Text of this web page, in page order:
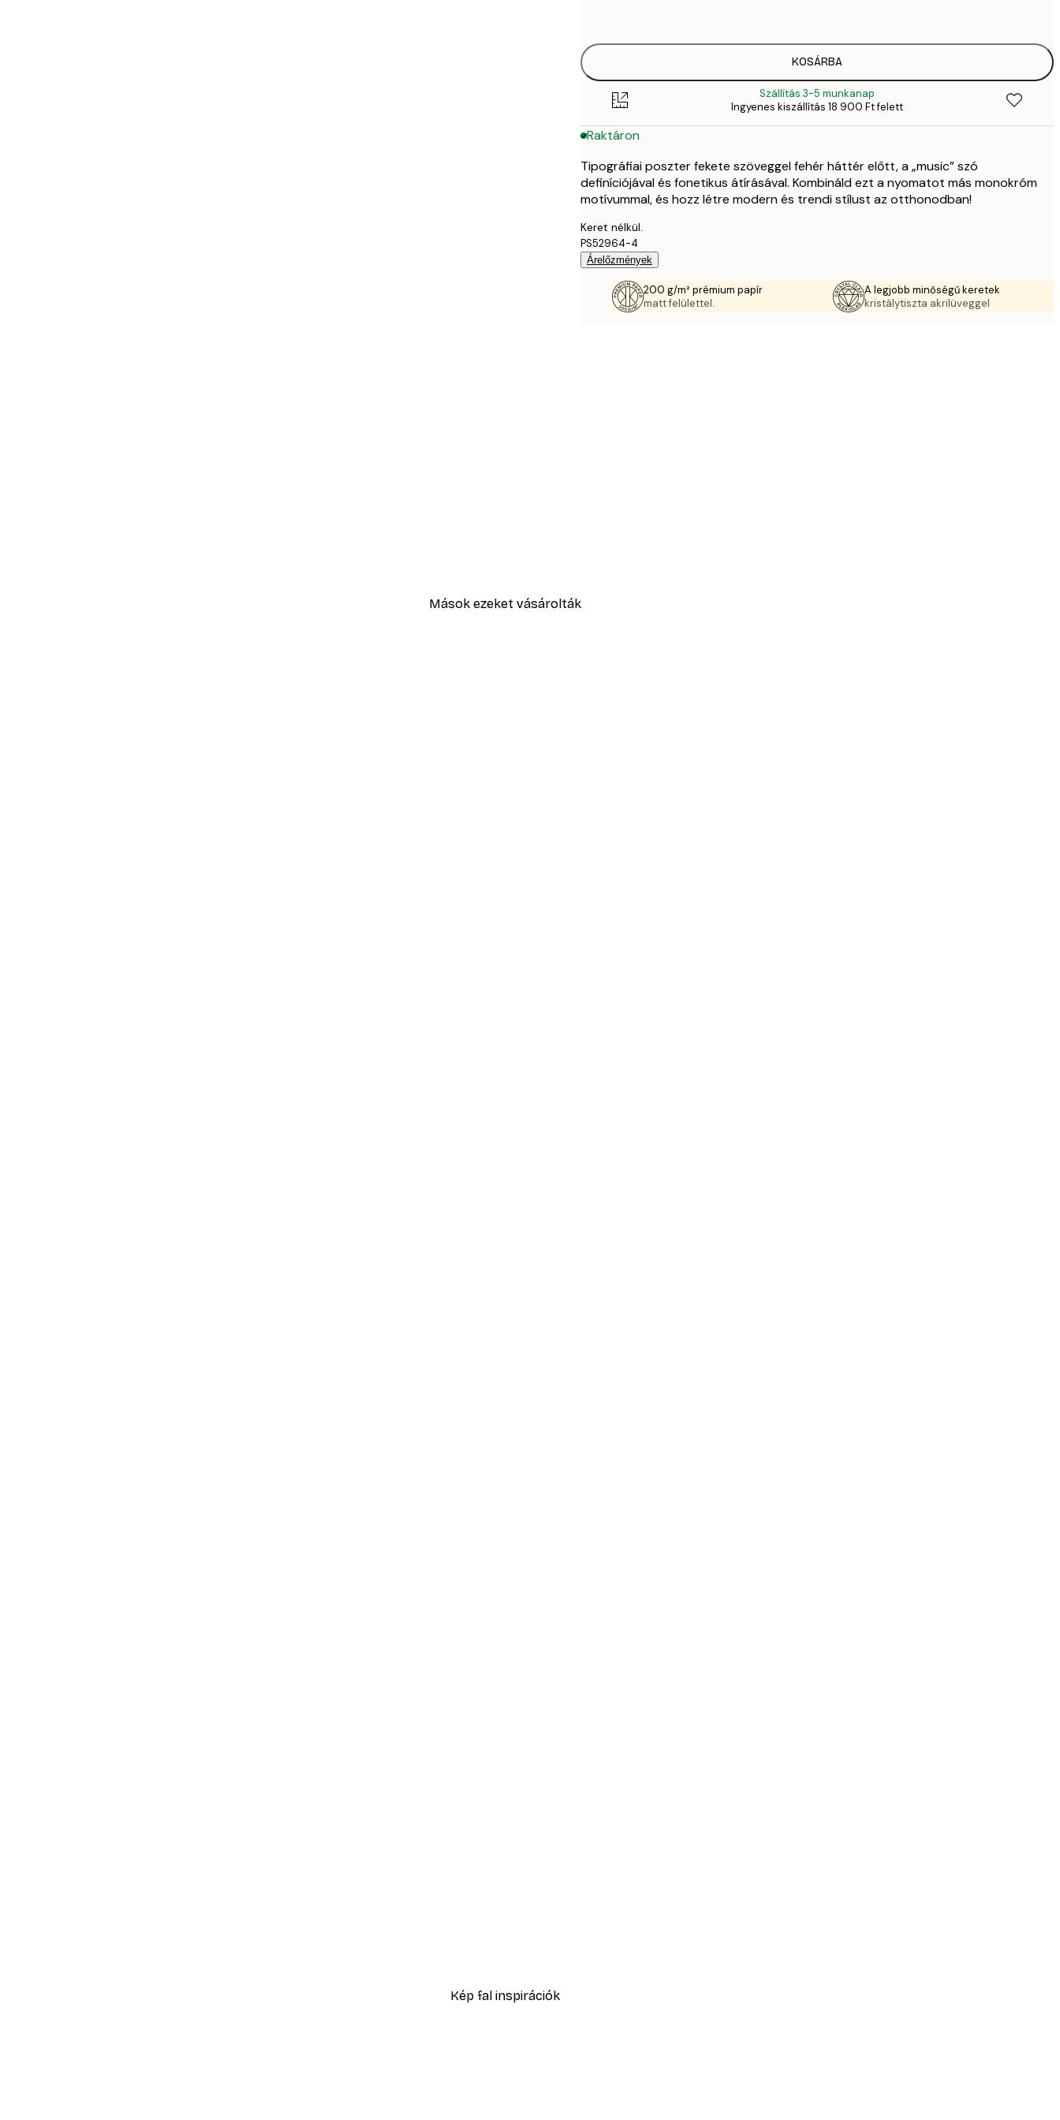
KOSÁRBA
Szállítás 3-5 munkanap
Ingyenes kiszállítás 18 900 Ft felett
Raktáron
Tipográfiai poszter fekete szöveggel fehér háttér előtt, a „music” szó
definíciójával és fonetikus átírásával. Kombináld ezt a nyomatot más monokróm
motívummal, és hozz létre modern és trendi stílust az otthonodban!
Keret nélkül.
PS52964-4
Árelőzmények
200 g/m² prémium papír
matt felülettel.
A legjobb minőségű keretek
kristálytiszta akrilüveggel
Mások ezeket vásárolták
Kép fal inspirációk